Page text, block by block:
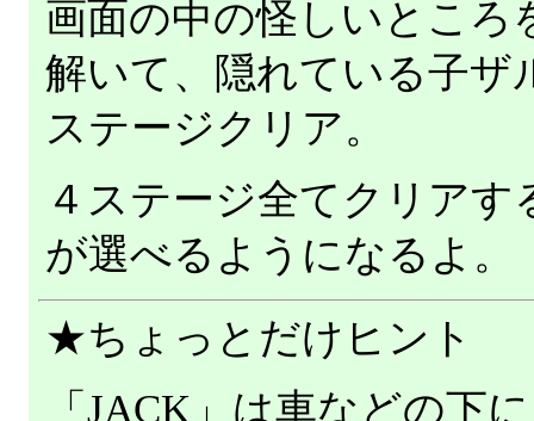
画面の中の怪しいところ
解いて、隠れている子ザ
ステージクリア。
４ステージ全てクリア
が選べるようになるよ。
★ちょっとだけヒント
「JACK」は車などの下